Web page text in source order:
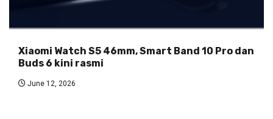
Xiaomi Watch S5 46mm, Smart Band 10 Pro dan
Buds 6 kini rasmi
June 12, 2026